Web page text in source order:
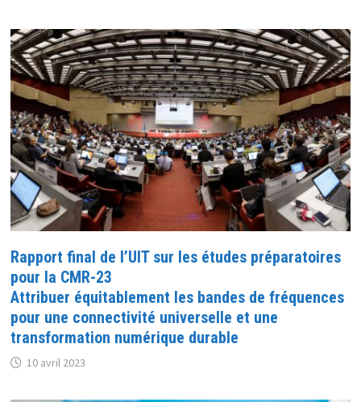
Rapport final de l’UIT sur les études préparatoires
pour la CMR-23
Attribuer équitablement les bandes de fréquences
pour une connectivité universelle et une
transformation numérique durable
10 avril 2023